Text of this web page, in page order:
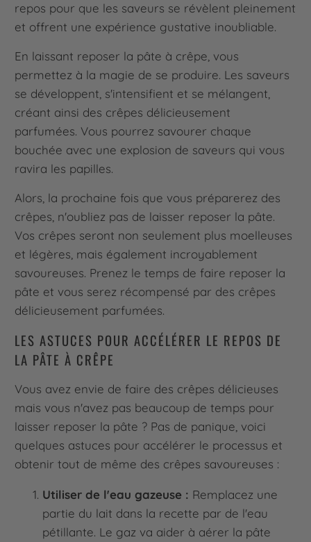
repos pour que les saveurs se révèlent pleinement
et offrent une expérience gustative inoubliable.
En laissant reposer la pâte à crêpe, vous
permettez à la magie de se produire. Les saveurs
se développent, s'intensifient et se mélangent,
créant ainsi des crêpes délicieusement
parfumées. Vous pourrez savourer chaque
bouchée avec une explosion de saveurs qui vous
ravira les papilles.
Alors, la prochaine fois que vous préparerez des
crêpes, n'oubliez pas de laisser reposer la pâte.
Vos crêpes seront non seulement plus moelleuses
et légères, mais également incroyablement
savoureuses. Prenez le temps de faire reposer la
pâte et vous serez récompensé par des crêpes
délicieusement parfumées.
LES ASTUCES POUR ACCÉLÉRER LE REPOS DE
LA PÂTE À CRÊPE
Vous avez envie de faire des crêpes délicieuses
mais vous n'avez pas beaucoup de temps pour
laisser reposer la pâte ? Pas de panique, voici
quelques astuces pour accélérer le processus et
obtenir tout de même des crêpes savoureuses :
Utiliser de l'eau gazeuse : Remplacez une
partie du lait dans la recette par de l'eau
pétillante. Le gaz va aider à aérer la pâte